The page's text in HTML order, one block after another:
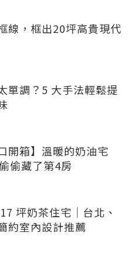
線，框出20坪高貴現代
單調？5 大手法輕鬆提
開箱】溫暖的奶油宅
偷藏了第4房
坪奶茶住宅｜台北、
約室內設計推薦